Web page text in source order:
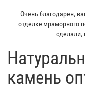
Мой отец заказывал
всего понравилось -
камень